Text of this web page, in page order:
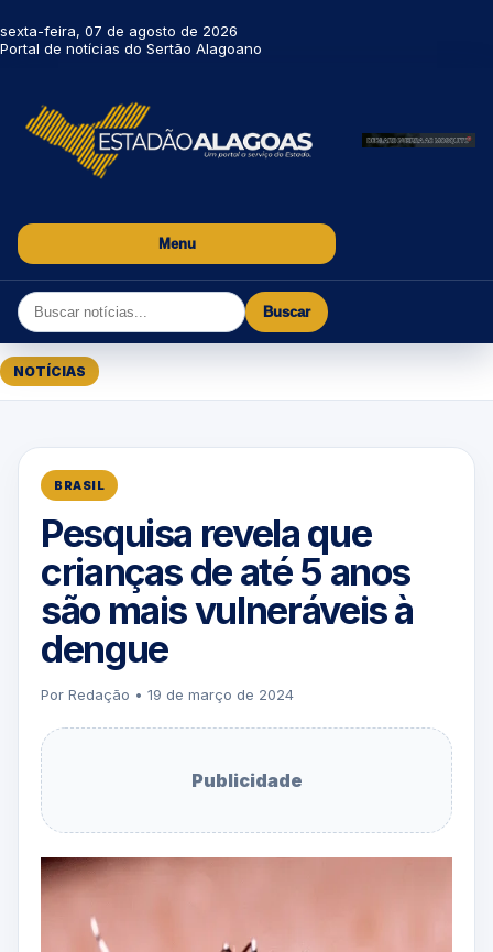
sexta-feira, 07 de agosto de 2026
Portal de notícias do Sertão Alagoano
Menu
Buscar
NOTÍCIAS
BRASIL
Pesquisa revela que
crianças de até 5 anos
são mais vulneráveis à
dengue
Por Redação • 19 de março de 2024
Publicidade